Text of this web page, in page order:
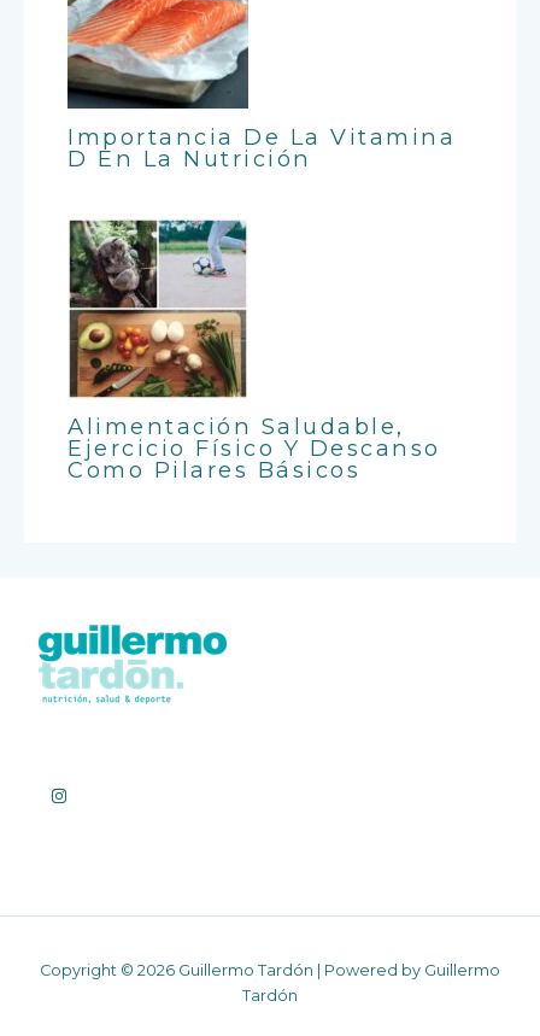
Importancia De La Vitamina
D En La Nutrición
Alimentación Saludable,
Ejercicio Físico Y Descanso
Como Pilares Básicos
Copyright © 2026 Guillermo Tardón | Powered by Guillermo
Tardón